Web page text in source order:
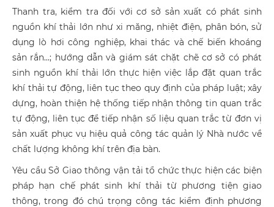
Thanh tra, kiểm tra đối với cơ sở sản xuất có phát sinh
nguồn khí thải lớn như xi măng, nhiệt điện, phân bón, sử
dụng lò hơi công nghiệp, khai thác và chế biến khoáng
sản rắn...; hướng dẫn và giám sát chặt chẽ cơ sở có phát
sinh nguồn khí thải lớn thực hiện việc lắp đặt quan trắc
khí thải tự động, liên tục theo quy định của pháp luật; xây
dựng, hoàn thiện hệ thống tiếp nhận thông tin quan trắc
tự động, liên tục để tiếp nhận số liệu quan trắc từ đơn vị
sản xuất phục vụ hiệu quả công tác quản lý Nhà nước về
chất lượng không khí trên địa bàn.
Yêu cầu Sở Giao thông vận tải tổ chức thực hiện các biện
pháp hạn chế phát sinh khí thải từ phương tiện giao
thông, trong đó chú trọng công tác kiểm định phương